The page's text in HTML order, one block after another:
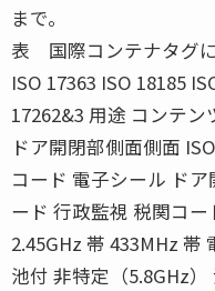
まで。
表 国際コンテナタグ
ISO 17363 ISO 18185
17262&3 用途 コンテ
ドア開閉部側面側面
コード 電子シール ド
ード 行政監視 税関コ
2.45GHz 帯 433MHz 帯
池付 非特定（5.8GHz